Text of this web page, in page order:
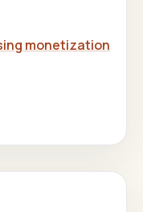
monetization